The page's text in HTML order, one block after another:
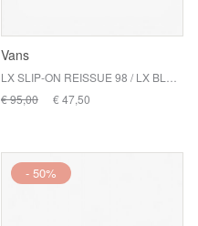
Vans
€ 95,00
€ 47,50
- 50%